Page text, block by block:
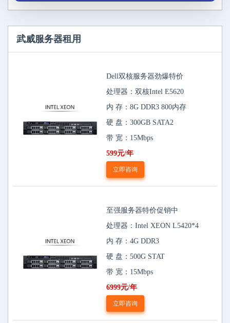
武威服务器租用
Dell双核服务器劲爆特价
处理器：双核Intel E5620
内 存：8G DDR3 800内存
硬 盘：300GB SATA2
带 宽：15Mbps
599元/年
立即咨询
至强服务器特价促销中
处理器：Intel XEON L5420*4
内 存：4G DDR3
硬 盘：500G STAT
带 宽：15Mbps
6999元/年
立即咨询